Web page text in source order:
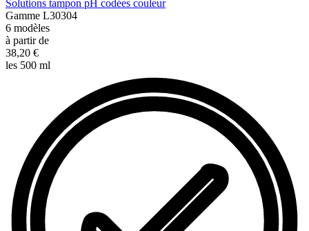
Solutions tampon pH codées couleur
Gamme L30304
6 modèles
à partir de
38,20 €
les 500 ml